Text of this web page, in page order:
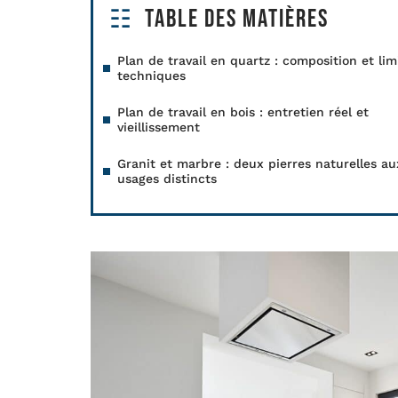
Table des matières
Plan de travail en quartz : composition et
techniques
Plan de travail en bois : entretien réel et
vieillissement
Granit et marbre : deux pierres naturelles
usages distincts